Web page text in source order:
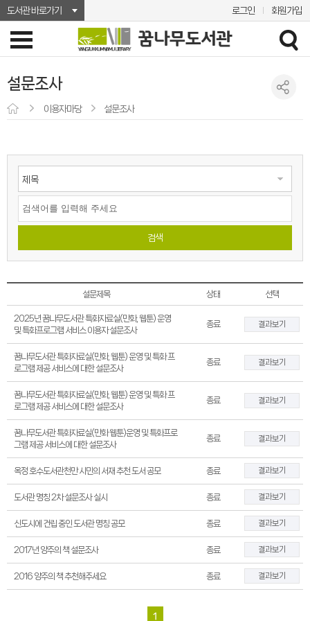
도서관 바로가기 로그인 회원가입
설문조사
이용자마당 설문조사
검색
설문제목 상태 선택
2025년 꿈나무도서관 특화자료실(만화, 웹툰) 운영
및 특화프로그램 서비스 이용자 설문조사
종료 결과보기
꿈나무도서관 특화자료실(만화, 웹툰) 운영 및 특화 프
로그램 제공 서비스에 대한 설문조사
종료 결과보기
꿈나무도서관 특화자료실(만화, 웹툰) 운영 및 특화 프
로그램 제공 서비스에 대한 설문조사
종료 결과보기
꿈나무도서관 특화자료실(만화 웹툰)운영 및 특화프로
그램 제공 서비스에 대한 설문조사
종료 결과보기
옥정 호수도서관천만 시민의 서재 추천 도서 공모 종료 결과보기
도서관 명칭 2차 설문조사 실시 종료 결과보기
신도시에 건립 중인 도서관 명칭 공모 종료 결과보기
2017년 양주의 책 설문조사 종료 결과보기
2016 양주의 책 추천해주세요 종료 결과보기
1